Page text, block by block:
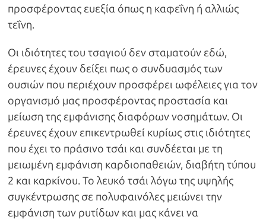
προσφέροντας ευεξία όπως η καφεΐνη ή αλλιώς
τεΐνη.
Οι ιδιότητες του τσαγιού δεν σταματούν εδώ,
έρευνες έχουν δείξει πως ο συνδυασμός των
ουσιών που περιέχουν προσφέρει ωφέλειες για τον
οργανισμό μας προσφέροντας προστασία και
μείωση της εμφάνισης διαφόρων νοσημάτων. Οι
έρευνες έχουν επικεντρωθεί κυρίως στις ιδιότητες
που έχει το πράσινο τσάι και συνδέεται με τη
μειωμένη εμφάνιση καρδιοπαθειών, διαβήτη τύπου
2 και καρκίνου. Το λευκό τσάι λόγω της υψηλής
συγκέντρωσης σε πολυφαινόλες μειώνει την
εμφάνιση των ρυτίδων και μας κάνει να